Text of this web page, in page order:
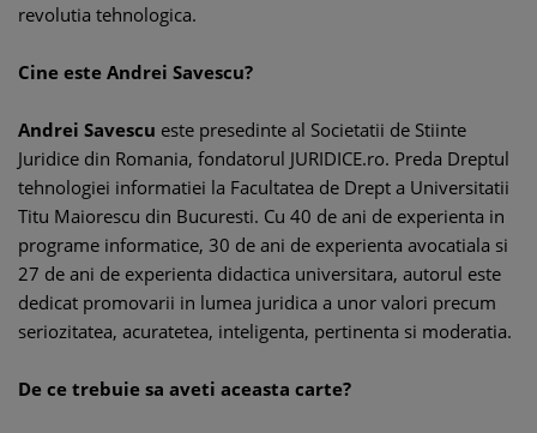
revolutia tehnologica.
Cine este Andrei Savescu?
Andrei Savescu este presedinte al Societatii de Stiinte
Juridice din Romania, fondatorul JURIDICE.ro. Preda Dreptul
tehnologiei informatiei la Facultatea de Drept a Universitatii
Titu Maiorescu din Bucuresti. Cu 40 de ani de experienta in
programe informatice, 30 de ani de experienta avocatiala si
27 de ani de experienta didactica universitara, autorul este
dedicat promovarii in lumea juridica a unor valori precum
seriozitatea, acuratetea, inteligenta, pertinenta si moderatia.
De ce trebuie sa aveti aceasta carte?